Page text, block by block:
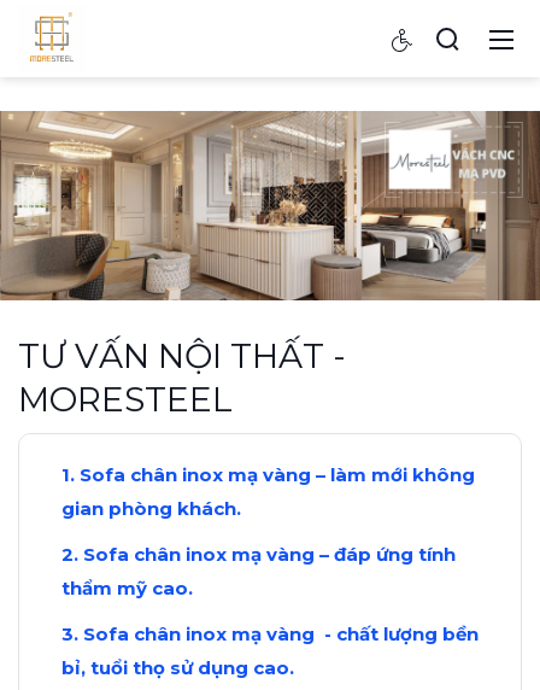
TƯ VẤN NỘI THẤT -
MORESTEEL
Sofa chân inox mạ vàng – làm mới không
gian phòng khách.
Sofa chân inox mạ vàng – đáp ứng tính
thẩm mỹ cao.
Sofa chân inox mạ vàng - chất lượng bền
bỉ, tuổi thọ sử dụng cao.